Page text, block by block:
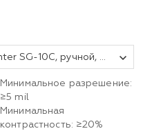
Сканер штрих-кода POScenter SG-10C, ручной, USB, черный, с кабелем 1,5 м
Минимальное разрешение:
≥5 mil
Минимальная
контрастность: ≥20%